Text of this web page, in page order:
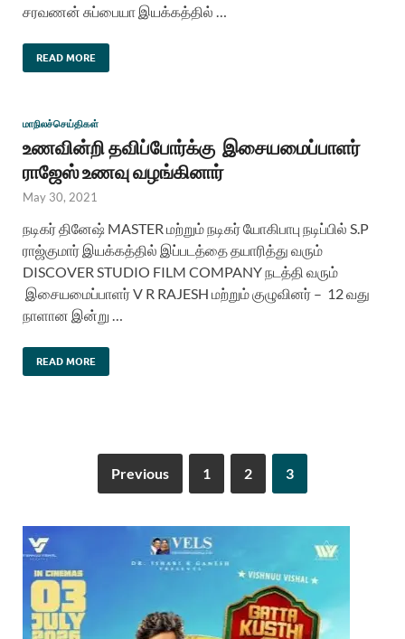
சரவணன் சுப்பையா இயக்கத்தில் …
READ MORE
மாநிலச்செய்திகள்
உணவின்றி தவிப்போர்க்கு இசையமைப்பாளர்
ராஜேஸ் உணவு வழங்கினார்
May 30, 2021
நடிகர் தினேஷ் MASTER மற்றும் நடிகர் யோகிபாபு நடிப்பில் S.P
ராஜ்குமார் இயக்கத்தில் இப்படத்தை தயாரித்து வரும்
DISCOVER STUDIO FILM COMPANY நடத்தி வரும்
இசையமைப்பாளர் V R RAJESH மற்றும் குழுவினர் – 12 வது
நாளான இன்று …
READ MORE
Previous 1 2 3